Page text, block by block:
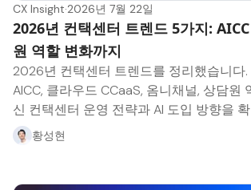
CX Insight·2026년 7월 22일
2026년 컨택센터 트렌드 5가지:
원 역할 변화까지
2026년 컨택센터 트렌드를 정리했습니다.
AICC, 클라우드 CCaaS, 옴니채널, 상담원
신 컨택센터 운영 전략과 AI 도입 방향을
황성현